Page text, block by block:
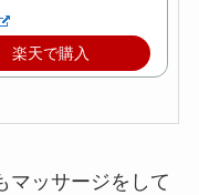
楽天で購入
マッサージをして